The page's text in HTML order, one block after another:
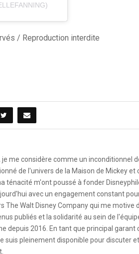
/ Reproduction interdite
me considère comme un inconditionnel
de l'univers de la Maison de Mickey et
ténacité m'ont poussé à fonder
avec un engagement constant
Walt Disney Company qui me motive
publiés et la solidarité au sein de
depuis 2016. En tant que principal garant
suis pleinement disponible pour discuter et